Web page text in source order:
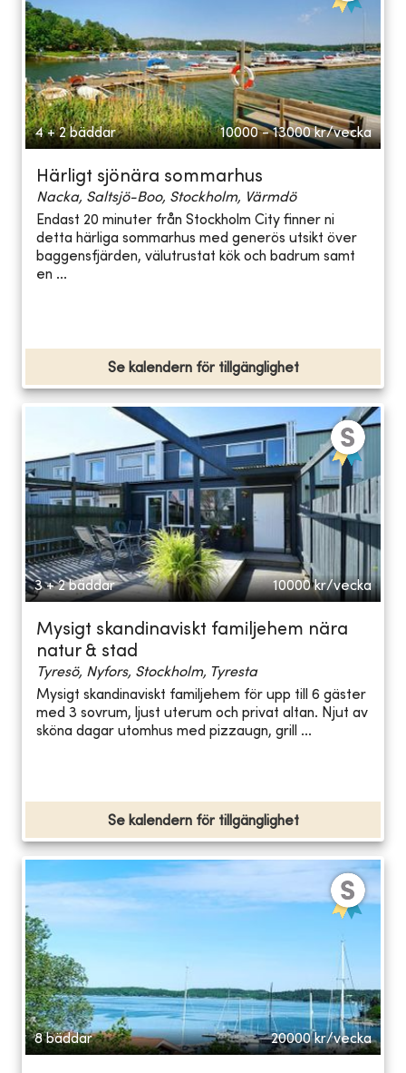
4 + 2 bäddar 10000 - 13000 kr/vecka
Härligt sjönära sommarhus
Nacka, Saltsjö-Boo, Stockholm, Värmdö
Endast 20 minuter från Stockholm City finner ni
detta härliga sommarhus med generös utsikt över
baggensfjärden, välutrustat kök och badrum samt
en ...
Se kalendern för tillgänglighet
3 + 2 bäddar 10000 kr/vecka
Mysigt skandinaviskt familjehem nära
natur & stad
Tyresö, Nyfors, Stockholm, Tyresta
Mysigt skandinaviskt familjehem för upp till 6 gäster
med 3 sovrum, ljust uterum och privat altan. Njut av
sköna dagar utomhus med pizzaugn, grill ...
Se kalendern för tillgänglighet
8 bäddar 20000 kr/vecka